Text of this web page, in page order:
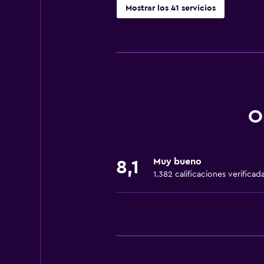
Mostrar los 41 servicios
Wifi gratis
Ventilador
8,1 Muy bueno
1.382 calificaciones